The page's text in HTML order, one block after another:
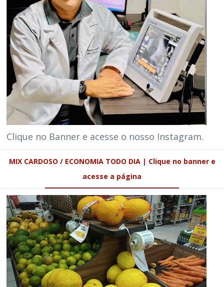
Clique no Banner e acesse o nosso Instagram.
MIX CARDOSO / ECONOMIA TODO DIA | Clique no banner e
acesse a página